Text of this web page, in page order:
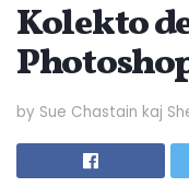
Kolekto
by Sue Chastain kaj